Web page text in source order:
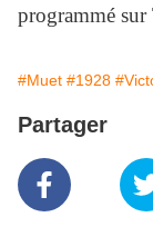
programmé
#Muet #1928
Partager